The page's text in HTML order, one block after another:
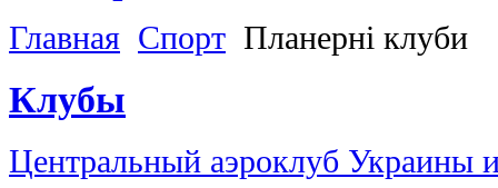
Главная Спорт Планерні клуби
Клубы
Центральный аэроклуб